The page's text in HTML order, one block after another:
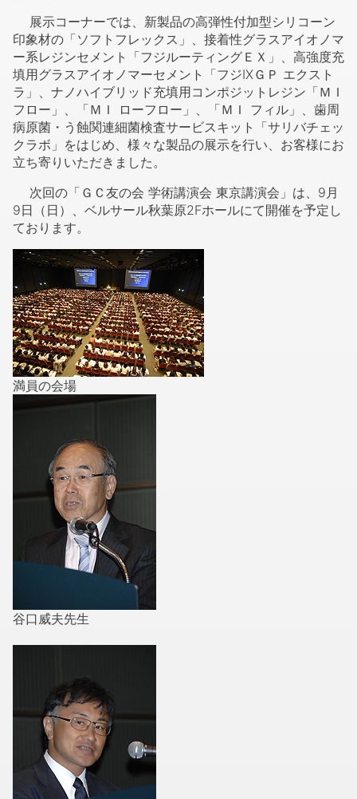
展示コーナーでは、新製品の高弾性付加型シリコーン
印象材の「ソフトフレックス」、接着性グラスアイオノマ
ー系レジンセメント「フジルーティングＥＸ」、高強度充
填用グラスアイオノマーセメント「フジIXＧＰ エクスト
ラ」、ナノハイブリッド充填用コンポジットレジン「ＭＩ
フロー」、「ＭＩ ローフロー」、「ＭＩ フィル」、歯周
病原菌・う蝕関連細菌検査サービスキット「サリバチェッ
クラボ」をはじめ、様々な製品の展示を行い、お客様にお
立ち寄りいただきました。
次回の「ＧＣ友の会 学術講演会 東京講演会」は、9月
9日（日）、ベルサール秋葉原2Fホールにて開催を予定し
ております。
満員の会場
谷口威夫先生